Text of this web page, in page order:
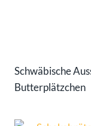
Schwäbische
Butterplätzchen